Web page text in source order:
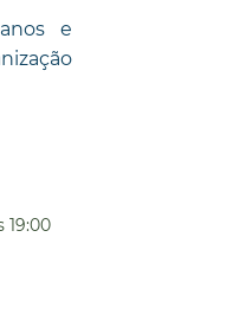
e
19:00